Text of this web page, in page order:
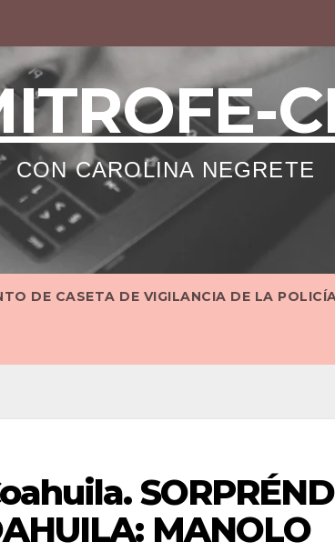
CON CAROLINA NEGRETE
DE CASETA DE VIGILANCIA DE LA
MANOLO